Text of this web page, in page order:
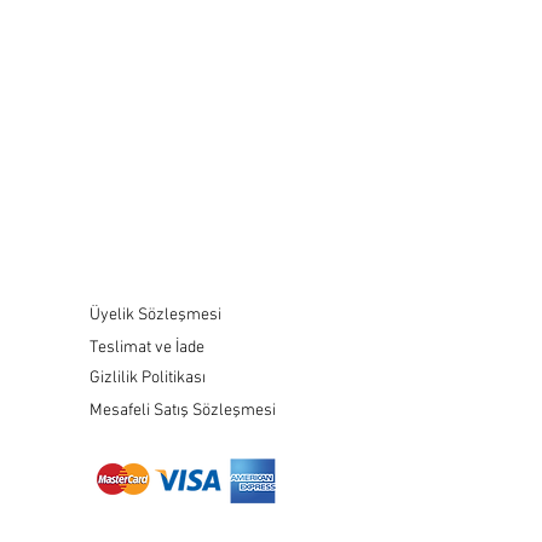
Üyelik Sözleşmesi
Teslimat ve İade
Gizlilik Politikası
Mesafeli Satış Sözleşmesi